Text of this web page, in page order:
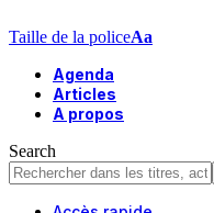
Taille de la policeAa
Agenda
Articles
A propos
Search